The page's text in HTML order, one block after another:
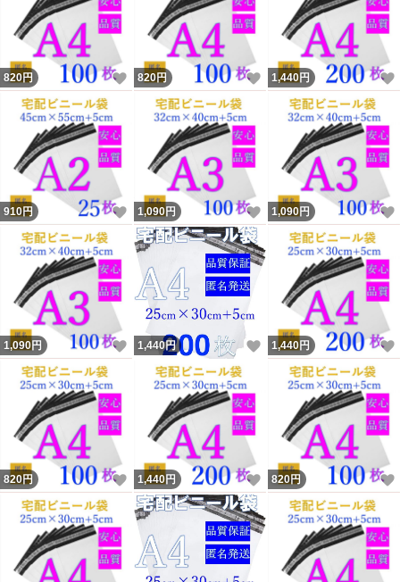
＊破れにくく丈夫ですが、ビニール素材のため尖った物や
ひっかきには強くありません。
＊商品改良により予告なく一部仕様が変更となる場合がご
ざいます。
予めご了承ください
820円 いいね！
820円 いいね！
1,440円
910円 いいね！
1,090円 いいね！
1,090円
1,090円 いいね！
1,440円 いいね！
1,440円
820円 いいね！
1,440円 いいね！
820円